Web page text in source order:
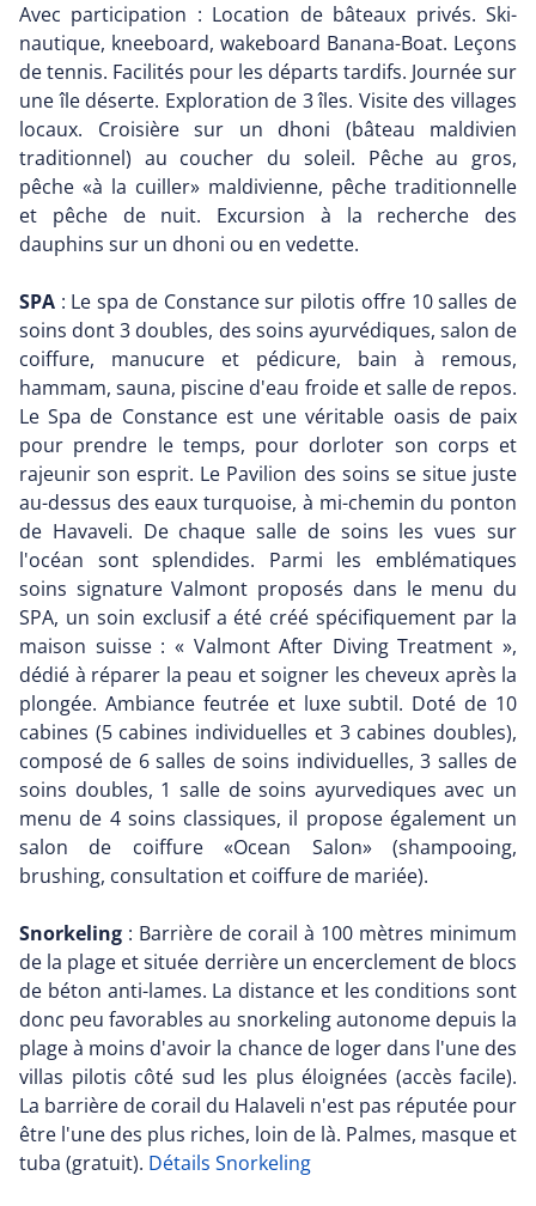
Avec participation : Location de bâteaux privés. Ski-
nautique, kneeboard, wakeboard Banana-Boat. Leçons
de tennis. Facilités pour les départs tardifs. Journée sur
une île déserte. Exploration de 3 îles. Visite des villages
locaux. Croisière sur un dhoni (bâteau maldivien
traditionnel) au coucher du soleil. Pêche au gros,
pêche «à la cuiller» maldivienne, pêche traditionnelle
et pêche de nuit. Excursion à la recherche des
dauphins sur un dhoni ou en vedette.
SPA : Le spa de Constance sur pilotis offre 10 salles de
soins dont 3 doubles, des soins ayurvédiques, salon de
coiffure, manucure et pédicure, bain à remous,
hammam, sauna, piscine d'eau froide et salle de repos.
Le Spa de Constance est une véritable oasis de paix
pour prendre le temps, pour dorloter son corps et
rajeunir son esprit. Le Pavilion des soins se situe juste
au-dessus des eaux turquoise, à mi-chemin du ponton
de Havaveli. De chaque salle de soins les vues sur
l'océan sont splendides. Parmi les emblématiques
soins signature Valmont proposés dans le menu du
SPA, un soin exclusif a été créé spécifiquement par la
maison suisse : « Valmont After Diving Treatment »,
dédié à réparer la peau et soigner les cheveux après la
plongée. Ambiance feutrée et luxe subtil. Doté de 10
cabines (5 cabines individuelles et 3 cabines doubles),
composé de 6 salles de soins individuelles, 3 salles de
soins doubles, 1 salle de soins ayurvediques avec un
menu de 4 soins classiques, il propose également un
salon de coiffure «Ocean Salon» (shampooing,
brushing, consultation et coiffure de mariée).
Snorkeling : Barrière de corail à 100 mètres minimum
de la plage et située derrière un encerclement de blocs
de béton anti-lames. La distance et les conditions sont
donc peu favorables au snorkeling autonome depuis la
plage à moins d'avoir la chance de loger dans l'une des
villas pilotis côté sud les plus éloignées (accès facile).
La barrière de corail du Halaveli n'est pas réputée pour
être l'une des plus riches, loin de là. Palmes, masque et
tuba (gratuit). Détails Snorkeling